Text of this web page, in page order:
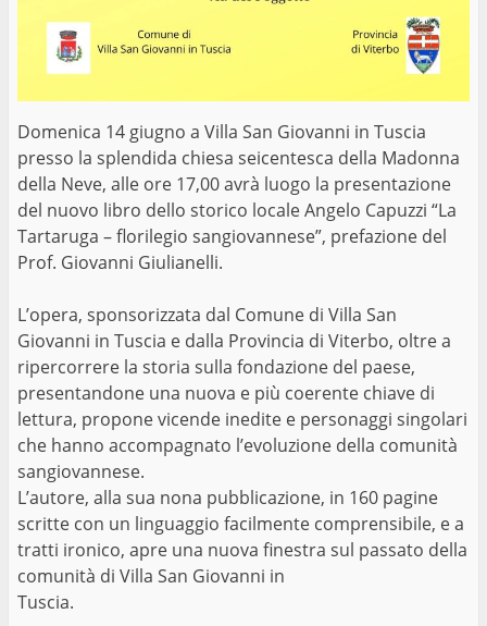
Domenica 14 giugno a Villa San Giovanni in Tuscia
presso la splendida chiesa seicentesca della Madonna
della Neve, alle ore 17,00 avrà luogo la presentazione
del nuovo libro dello storico locale Angelo Capuzzi “La
Tartaruga – florilegio sangiovannese”, prefazione del
Prof. Giovanni Giulianelli.
L’opera, sponsorizzata dal Comune di Villa San
Giovanni in Tuscia e dalla Provincia di Viterbo, oltre a
ripercorrere la storia sulla fondazione del paese,
presentandone una nuova e più coerente chiave di
lettura, propone vicende inedite e personaggi singolari
che hanno accompagnato l’evoluzione della comunità
sangiovannese.
L’autore, alla sua nona pubblicazione, in 160 pagine
scritte con un linguaggio facilmente comprensibile, e a
tratti ironico, apre una nuova finestra sul passato della
comunità di Villa San Giovanni in
Tuscia.